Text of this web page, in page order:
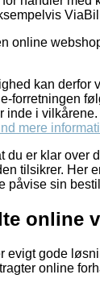
online
kan derfor
forretningen
inde i
mere
du er klar over
tilsikrer. Her
påvise sin
online
evigt gode
online